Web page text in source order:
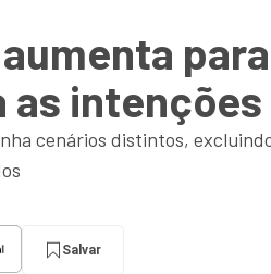
cenários distintos,
Salvar